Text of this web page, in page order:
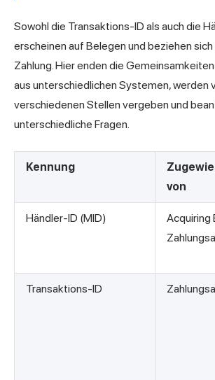
Sowohl die Transaktions-ID als auch die
erscheinen auf Belegen und beziehen
Zahlung. Hier enden die
aus unterschiedlichen Systemen, werden
verschiedenen Stellen vergeben und
unterschiedliche Fragen.
Kennung
von
Händler-ID (MID)
Acquiring
Transaktions-ID